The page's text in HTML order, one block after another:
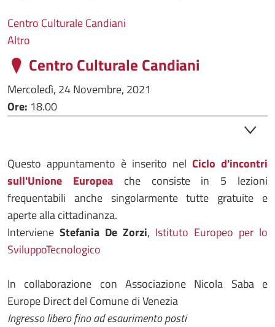
Centro Culturale Candiani
Altro
Centro Culturale Candiani
Mercoledì, 24 Novembre, 2021
Ore: 18.00
Questo appuntamento è inserito nel Ciclo d'incontri
sull'Unione Europeache consiste in 5 lezioni
frequentabili anche singolarmente tutte gratuite e
aperte alla cittadinanza.
Interviene Stefania De Zorzi, Istituto Europeo per lo
SviluppoTecnologico
In collaborazione con Associazione Nicola Saba e
Europe Direct del Comune di Venezia
Ingresso libero fino ad esaurimento posti